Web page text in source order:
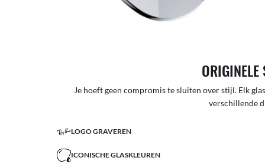
ORIGINELE
Je hoeft geen compromis te sluiten over stijl. Elk
verschillende
LOGO GRAVEREN
ICONISCHE GLASKLEUREN